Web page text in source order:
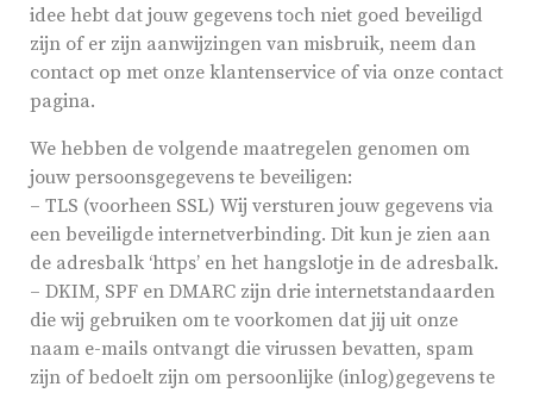
idee hebt dat jouw gegevens toch niet goed beveiligd
zijn of er zijn aanwijzingen van misbruik, neem dan
contact op met onze klantenservice of via onze contact
pagina.
We hebben de volgende maatregelen genomen om
jouw persoonsgegevens te beveiligen:
– TLS (voorheen SSL) Wij versturen jouw gegevens via
een beveiligde internetverbinding. Dit kun je zien aan
de adresbalk ‘https’ en het hangslotje in de adresbalk.
– DKIM, SPF en DMARC zijn drie internetstandaarden
die wij gebruiken om te voorkomen dat jij uit onze
naam e-mails ontvangt die virussen bevatten, spam
zijn of bedoelt zijn om persoonlijke (inlog)gegevens te